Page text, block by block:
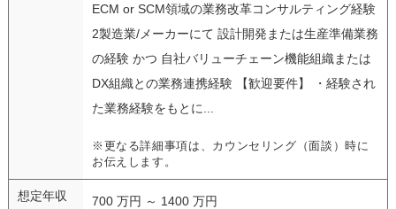
ECM or SCM領域の業務改革コンサルティング経験
2製造業/メーカーにて 設計開発または生産準備業務
の経験 かつ 自社バリューチェーン機能組織または
DX組織との業務連携経験 【歓迎要件】 ・経験され
た業務経験をもとに...
※更なる詳細事項は、カウンセリング（面談）時に
お伝えします。
想定年収 700 万円 ～ 1400 万円